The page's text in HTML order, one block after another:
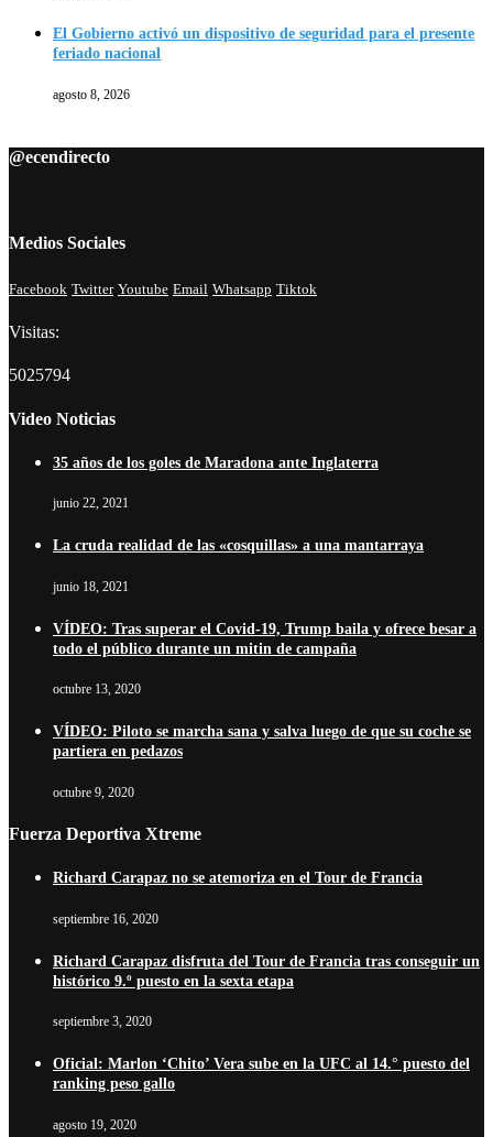
El Gobierno activó un dispositivo de seguridad para el presente
feriado nacional
agosto 8, 2026
@ecendirecto
Medios Sociales
Facebook Twitter Youtube Email Whatsapp Tiktok
Visitas:
5025794
Video Noticias
35 años de los goles de Maradona ante Inglaterra
junio 22, 2021
La cruda realidad de las «cosquillas» a una mantarraya
junio 18, 2021
VÍDEO: Tras superar el Covid-19, Trump baila y ofrece besar a
todo el público durante un mitin de campaña
octubre 13, 2020
VÍDEO: Piloto se marcha sana y salva luego de que su coche se
partiera en pedazos
octubre 9, 2020
Fuerza Deportiva Xtreme
Richard Carapaz no se atemoriza en el Tour de Francia
septiembre 16, 2020
Richard Carapaz disfruta del Tour de Francia tras conseguir un
histórico 9.º puesto en la sexta etapa
septiembre 3, 2020
Oficial: Marlon ‘Chito’ Vera sube en la UFC al 14.° puesto del
ranking peso gallo
agosto 19, 2020